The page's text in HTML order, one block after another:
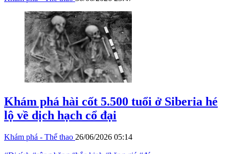
Khám phá hài cốt 5.500 tuổi ở Siberia hé
lộ về dịch hạch cổ đại
Khám phá - Thể thao 26/06/2026 05:14